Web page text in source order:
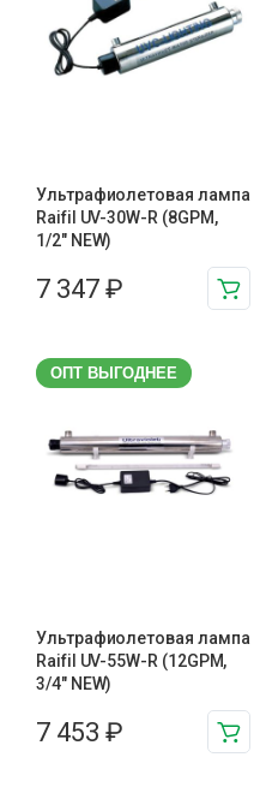
Ультрафиолетовая лампа
Raifil UV-30W-R (8GPM,
1/2″ NEW)
7 347 ₽
ОПТ ВЫГОДНЕЕ
Ультрафиолетовая лампа
Raifil UV-55W-R (12GPM,
3/4" NEW)
7 453 ₽